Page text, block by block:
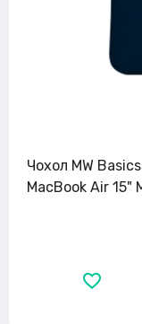
Чохол MW
MacBook Air 15"